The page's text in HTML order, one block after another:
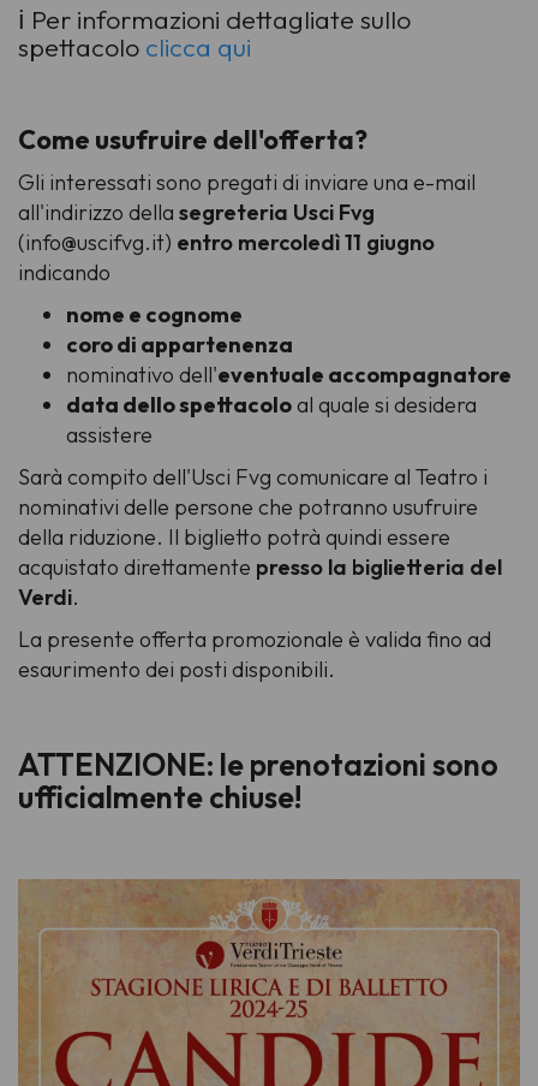
ℹ️ Per informazioni dettagliate sullo
spettacolo clicca qui
Come usufruire dell'offerta?
Gli interessati sono pregati di inviare una e-mail
all'indirizzo della segreteria Usci Fvg
(info@uscifvg.it) entro mercoledì 11 giugno
indicando
nome e cognome
coro di appartenenza
nominativo dell'eventuale accompagnatore
data dello spettacoloal quale si desidera
assistere
Sarà compito dell'Usci Fvg comunicare al Teatro i
nominativi delle persone che potranno usufruire
della riduzione. Il biglietto potrà quindi essere
acquistato direttamente presso la biglietteria del
Verdi.
La presente offerta promozionale è valida fino ad
esaurimento dei posti disponibili.
ATTENZIONE: le prenotazioni sono
ufficialmente chiuse!